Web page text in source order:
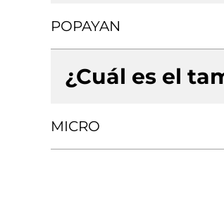
POPAYAN
¿Cuál es el
MICRO